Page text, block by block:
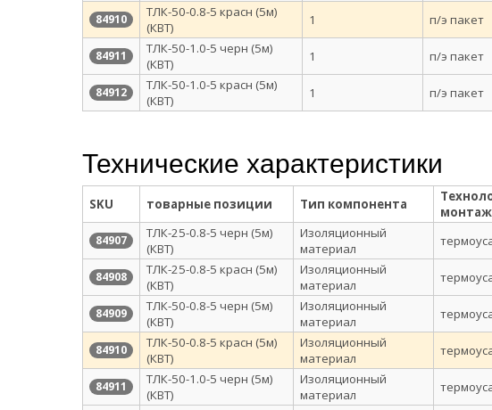
84910
ТЛК-50-0.8-5 красн (5м)
(КВТ)
1 п/э пакет
84911
ТЛК-50-1.0-5 черн (5м)
(КВТ)
1 п/э пакет
84912
ТЛК-50-1.0-5 красн (5м)
(КВТ)
1 п/э пакет
Технические характеристики
SKU товарные позиции Тип компонента
84907
ТЛК-25-0.8-5 черн (5м)
(КВТ)
Изоляционный
материал
84908
ТЛК-25-0.8-5 красн (5м)
(КВТ)
Изоляционный
материал
84909
ТЛК-50-0.8-5 черн (5м)
(КВТ)
Изоляционный
материал
84910
ТЛК-50-0.8-5 красн (5м)
(КВТ)
Изоляционный
материал
84911
ТЛК-50-1.0-5 черн (5м)
(КВТ)
Изоляционный
материал